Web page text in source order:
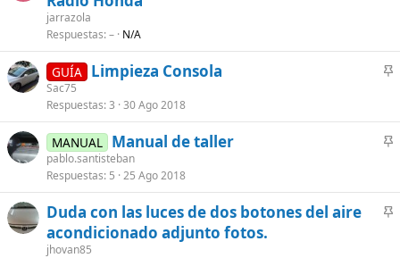
a
r
e
i
o
r
jarrazola
Respuestas – N/A
A
l
a
GUÍA Limpieza Consola
Sac75
Respuestas 3 30 Ago 2018
A
l
a
MANUAL Manual de taller
pablo.santisteban
Respuestas 5 25 Ago 2018
A
Duda con las luces de dos botones del aire
acondicionado adjunto fotos.
jhovan85